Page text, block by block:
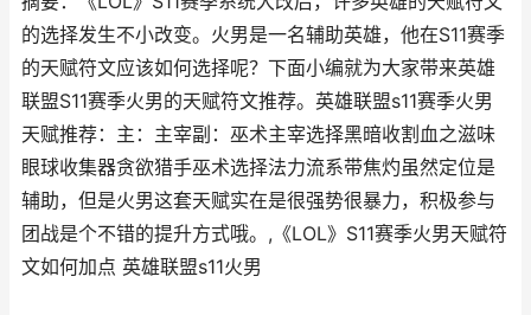
的选择发生不小改变。火男是一名辅助英雄，他在S11赛季
的天赋符文应该如何选择呢？下面小编就为大家带来英雄
联盟S11赛季火男的天赋符文推荐。英雄联盟s11赛季火男
天赋推荐：主：主宰副：巫术主宰选择黑暗收割血之滋味
眼球收集器贪欲猎手巫术选择法力流系带焦灼虽然定位是
辅助，但是火男这套天赋实在是很强势很暴力，积极参与
团战是个不错的提升方式哦。,《LOL》S11赛季火男天赋符
文如何加点 英雄联盟s11火男